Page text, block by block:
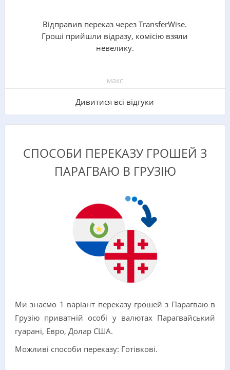
Відправив переказ через TransferWise.
Гроші прийшли відразу, комісію взяли
невелику.
макс
Дивитися всі відгуки
СПОСОБИ ПЕРЕКАЗУ ГРОШЕЙ З
ПАРАГВАЮ В ГРУЗІЮ
Ми знаємо 1 варіант переказу грошей з Парагваю в
Грузію приватній особі у валютах Парагвайський
гуарані, Евро, Долар США.
Можливі способи переказу: Готівкові.